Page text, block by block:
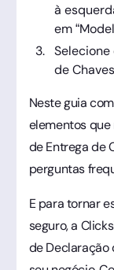
à
em
de
Neste guia
elementos
de Entrega de
perguntas
E para tornar
seguro, a
de Declaração